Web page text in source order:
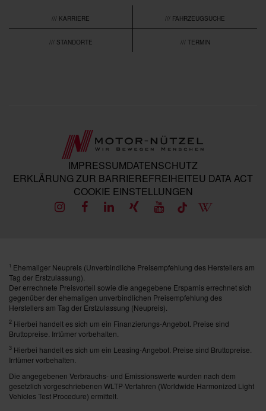
/// KARRIERE /// FAHRZEUGSUCHE
/// STANDORTE /// TERMIN
IMPRESSUMDATENSCHUTZ
ERKLÄRUNG ZUR BARRIEREFREIHEITEU DATA ACT
COOKIE EINSTELLUNGEN
1 Ehemaliger Neupreis (Unverbindliche Preisempfehlung des Herstellers am
Tag der Erstzulassung).
Der errechnete Preisvorteil sowie die angegebene Ersparnis errechnet sich
gegenüber der ehemaligen unverbindlichen Preisempfehlung des
Herstellers am Tag der Erstzulassung (Neupreis).
2 Hierbei handelt es sich um ein Finanzierungs-Angebot. Preise sind
Bruttopreise. Irrtümer vorbehalten.
3 Hierbei handelt es sich um ein Leasing-Angebot. Preise sind Bruttopreise.
Irrtümer vorbehalten.
Die angegebenen Verbrauchs- und Emissionswerte wurden nach dem
gesetzlich vorgeschriebenen WLTP-Verfahren (Worldwide Harmonized Light
Vehicles Test Procedure) ermittelt.